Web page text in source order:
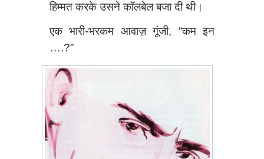
हिम्मत करके उसने कॉलबेल बजा दी थी।
एक भारी-भरकम आवाज़ गूंजी, “कम इन
….?”